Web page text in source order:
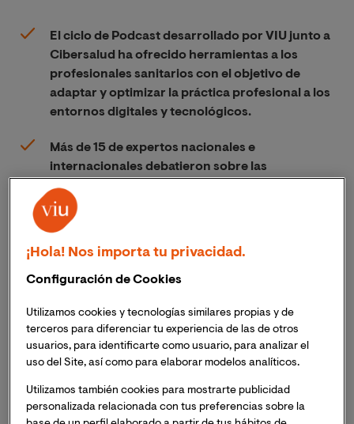
El ciclo de Podcast desarrollado por VIU junto a
Cibersalud ha ofrecido herramientas a los
profesionales sanitarios con el objetivo de
adaptar y optimizar la práctica profesional a los
entornos digitales y tecnológicos.
Más de 15 de expertos nacionales e
internacionales debatieron sobre las
principales cuestiones que plantea
de la tecnología en el ámbito sanitario
inscritos al ciclo de podcast en su primera
edición.
La Universidad Internacional de Valencia yCibersalud
asociación internacional de profesionales referente en
atención online a la salud mental, pusieron en marcha
el pasado 27 de mayo, una iniciativa con la que
analizar,a través de un ciclo de podcast, los
principalesdesafíos a los que se enfrentan los
¡Hola! Nos importa tu privacidad.
Configuración de Cookies
Utilizamos cookies y tecnologías similares propias y de
terceros para diferenciar tu experiencia de las de otros
usuarios, para identificarte como usuario, para analizar el
uso del Site, así como para elaborar modelos analíticos.
Utilizamos también cookies para mostrarte publicidad
personalizada relacionada con tus preferencias sobre la